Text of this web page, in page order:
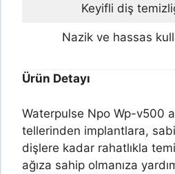
Keyifli diş
Nazik ve hassas
Ürün Detayı
Waterpulse Npo Wp-v500
tellerinden implantlara,
dişlere kadar rahatlıkla
ağıza sahip olmanıza